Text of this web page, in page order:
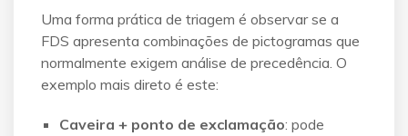
Uma forma prática de triagem é observar se a
FDS apresenta combinações de pictogramas que
normalmente exigem análise de precedência. O
exemplo mais direto é este:
Caveira + ponto de exclamação: pode